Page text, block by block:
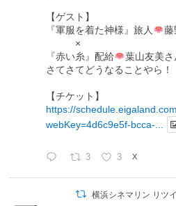
【ゲスト】
『軍服を着た神様』旅人
藤
×
『赤い糸』配給
葉山友美
さてさてどうなることやら！
【チケット】
https://
webKey=4d6c9e5f-bcca-...
3 3 X
横浜シネマリン リツ